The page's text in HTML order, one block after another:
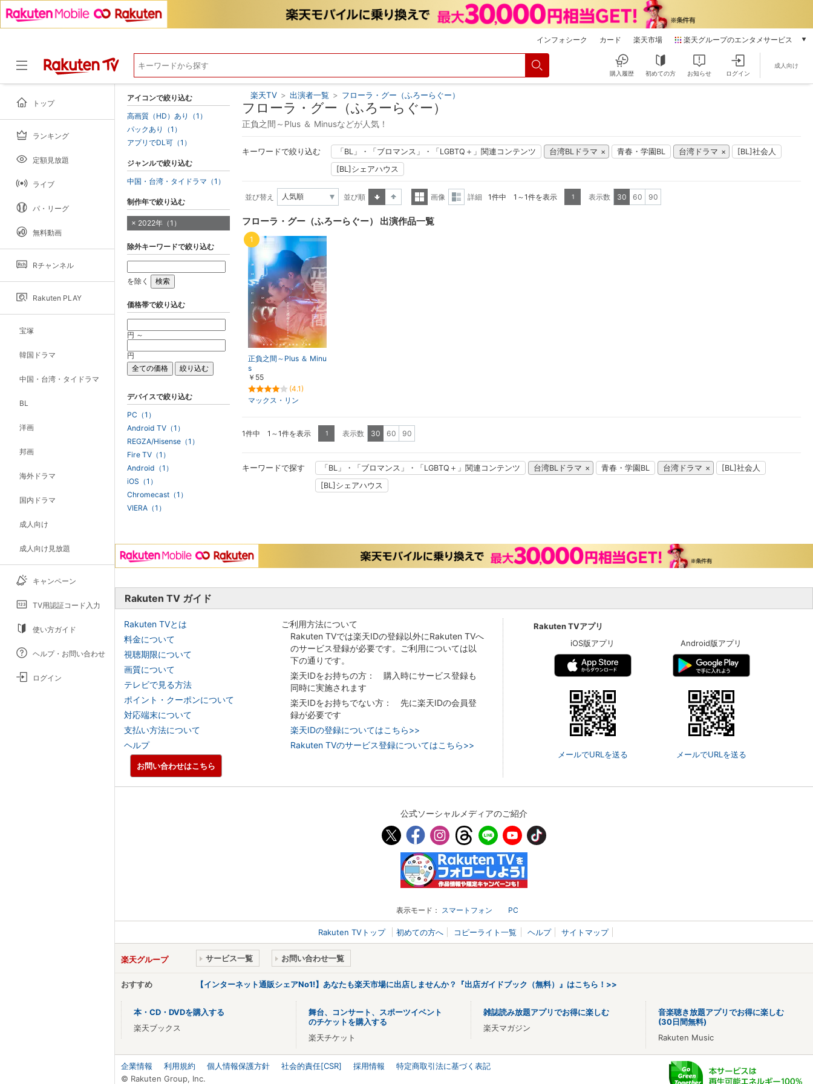
インフォシーク カード 楽天市場 楽天グループのエンタメサービス
本/ゲーム/CD/DVD
雑誌読み放題
楽天マガジン
動画配信
購入履歴 初めての方 お知らせ ログイン
成人向け
トップ
ランキング
定額見放題
ライブ
パ・リーグ
無料動画
Rチャンネル
Rakuten PLAY
宝塚
韓国ドラマ
中国・台湾・タイドラマ
BL
洋画
邦画
海外ドラマ
国内ドラマ
成人向け
成人向け見放題
キャンペーン
TV用認証コード入力
使い方ガイド
ヘルプ・お問い合わせ
ログイン
楽天TV > 出演者一覧 > フローラ・グー（ふろーらぐー）
フローラ・グー（ふろーらぐー）
正負之間～Plus ＆ Minusなどが人気！
キーワードで絞り込む 「BL」・「ブロマンス」・「LGBTQ＋」関連コンテンツ 台湾BLドラマ 青春・学園BL 台湾ドラマ
[BL]社会人
[BL]シェアハウス
並び替え
並び順
表示
画像
詳細 1件中 1～1件を表示 1 表示数 30 60 90
フローラ・グー（ふろーらぐー） 出演作品一覧
正負之間～Plus ＆ Minu
s
￥55
(4.1)
マックス・リン
1
1件中 1～1件を表示 1 表示数 30 60 90
キーワードで探す 「BL」・「ブロマンス」・「LGBTQ＋」関連コンテンツ 台湾BLドラマ 青春・学園BL 台湾ドラマ
[BL]社会人
[BL]シェアハウス
アイコンで絞り込む
高画質（HD）あり（1）
パックあり（1）
アプリでDL可（1）
ジャンルで絞り込む
中国・台湾・タイドラマ（1）
制作年で絞り込む
2022年（1）
除外キーワードで絞り込む
を除く
価格帯で絞り込む
円 ～
円
デバイスで絞り込む
PC（1）
Android TV（1）
REGZA/Hisense（1）
Fire TV（1）
Android（1）
iOS（1）
Chromecast（1）
VIERA（1）
Rakuten TV ガイド
Rakuten TVとは
料金について
視聴期限について
画質について
テレビで見る方法
ポイント・クーポンについて
対応端末について
支払い方法について
ヘルプ
ご利用方法について
Rakuten TVでは楽天IDの登録以外にRakuten TVへ
のサービス登録が必要です。ご利用については以
下の通りです。
楽天IDをお持ちの方： 購入時にサービス登録も
同時に実施されます
楽天IDをお持ちでない方： 先に楽天IDの会員登
録が必要です
楽天IDの登録についてはこちら>>
Rakuten TVのサービス登録についてはこちら>>
Rakuten TVアプリ
iOS版アプリ
メールでURLを送る
Android版アプリ
メールでURLを送る
お問い合わせはこちら
公式ソーシャルメディアのご紹介
表示モード： スマートフォン PC
Rakuten TVトップ 初めての方へ コピーライト一覧 ヘルプ サイトマップ
楽天グループ サービス一覧 お問い合わせ一覧
おすすめ 【インターネット通販シェアNo1!】あなたも楽天市場に出店しませんか？『出店ガイドブック（無料）』はこちら！>>
本・CD・DVDを購入する
楽天ブックス
舞台、コンサート、スポーツイベント
のチケットを購入する
楽天チケット
雑誌読み放題アプリでお得に楽しむ
楽天マガジン
音楽聴き放題アプリでお得に楽しむ
(30日間無料)
Rakuten Music
企業情報 利用規約 個人情報保護方針 社会的責任[CSR] 採用情報
特定商取引法に基づく表記
© Rakuten Group, Inc.